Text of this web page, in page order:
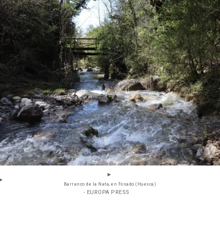
Barranco de la Nata, en Fosado (Huesca)
- EUROPA PRESS